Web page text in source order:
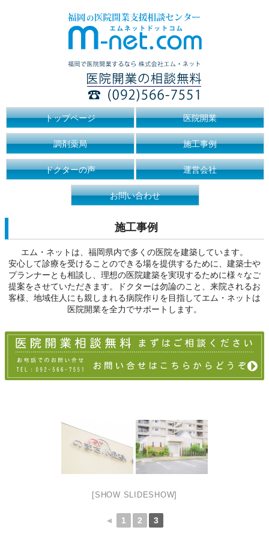
トップページ 医院開業
調剤薬局 施工事例
ドクターの声 運営会社
お問い合わせ
施工事例
エム・ネットは、福岡県内で多くの医院を建築しています。
安心して診療を受けることのできる場を提供するために、建築士や
プランナーとも相談し、理想の医院建築を実現するために様々なご
提案をさせていただきます。ドクターは勿論のこと、来院されるお
客様、地域住人にも親しまれる病院作りを目指してエム・ネットは
医院開業を全力でサポートします。
[SHOW SLIDESHOW]
◄ 1 2 3